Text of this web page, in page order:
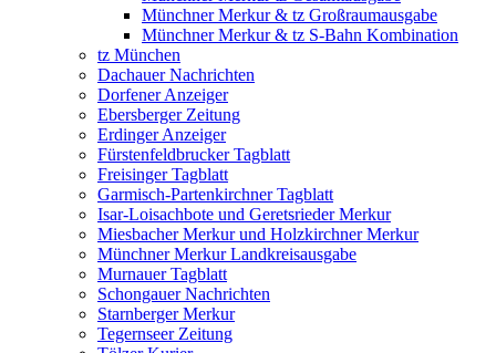
Münchner Merkur & tz Großraumausgabe
Münchner Merkur & tz S-Bahn Kombination
tz München
Dachauer Nachrichten
Dorfener Anzeiger
Ebersberger Zeitung
Erdinger Anzeiger
Fürstenfeldbrucker Tagblatt
Freisinger Tagblatt
Garmisch-Partenkirchner Tagblatt
Isar-Loisachbote und Geretsrieder Merkur
Miesbacher Merkur und Holzkirchner Merkur
Münchner Merkur Landkreisausgabe
Murnauer Tagblatt
Schongauer Nachrichten
Starnberger Merkur
Tegernseer Zeitung